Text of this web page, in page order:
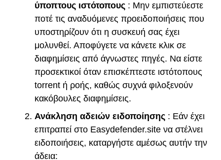
ύποπτους ιστότοπους : Μην εμπιστεύεστε
ποτέ τις αναδυόμενες προειδοποιήσεις που
υποστηρίζουν ότι η συσκευή σας έχει
μολυνθεί. Αποφύγετε να κάνετε κλικ σε
διαφημίσεις από άγνωστες πηγές. Να είστε
προσεκτικοί όταν επισκέπτεστε ιστότοπους
torrent ή ροής, καθώς συχνά φιλοξενούν
κακόβουλες διαφημίσεις.
Ανάκληση αδειών ειδοποίησης : Εάν έχει
επιτραπεί στο Easydefender.site να στέλνει
ειδοποιήσεις, καταργήστε αμέσως αυτήν την
άδεια: